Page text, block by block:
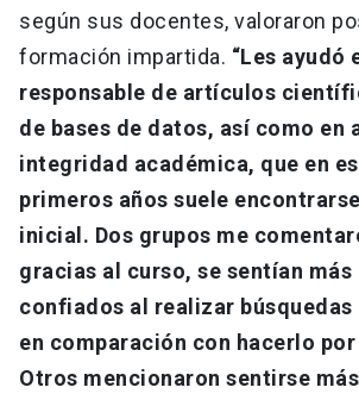
según sus docentes, valoraron
formación impartida. “Les ayudó
responsable de artículos
de bases de datos, así como en
integridad académica, que en
primeros años suele
inicial. Dos grupos me
gracias al curso, se sentían más
confiados al realizar
en comparación con hacerlo por
Otros mencionaron sentirse